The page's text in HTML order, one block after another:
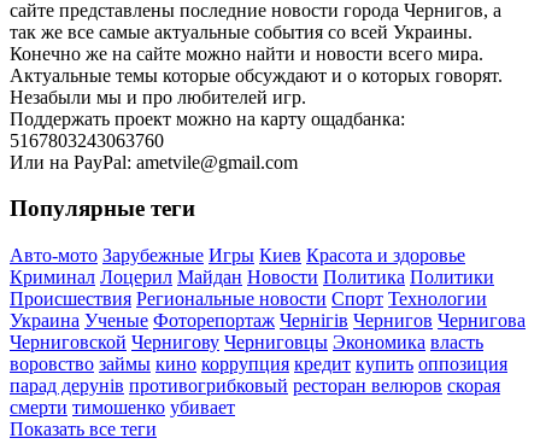
сайте представлены последние новости города Чернигов, а
так же все самые актуальные события со всей Украины.
Конечно же на сайте можно найти и новости всего мира.
Актуальные темы которые обсуждают и о которых говорят.
Незабыли мы и про любителей игр.
Поддержать проект можно на карту ощадбанка:
5167803243063760
Или на PayPal: ametvile@gmail.com
Популярные теги
Авто-мото Зарубежные Игры Киев Красота и здоровье
Криминал Лоцерил Майдан Новости Политика Политики
Происшествия Региональные новости Спорт Технологии
Украина Ученые Фоторепортаж Чернігів Чернигов Чернигова
Черниговской Чернигову Черниговцы Экономика власть
воровство займы кино коррупция кредит купить оппозиция
парад дерунів противогрибковый ресторан велюров скорая
смерти тимошенко убивает
Показать все теги